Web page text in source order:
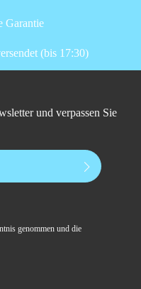
Garantie
(bis 17:30)
und verpassen Sie
genommen und die